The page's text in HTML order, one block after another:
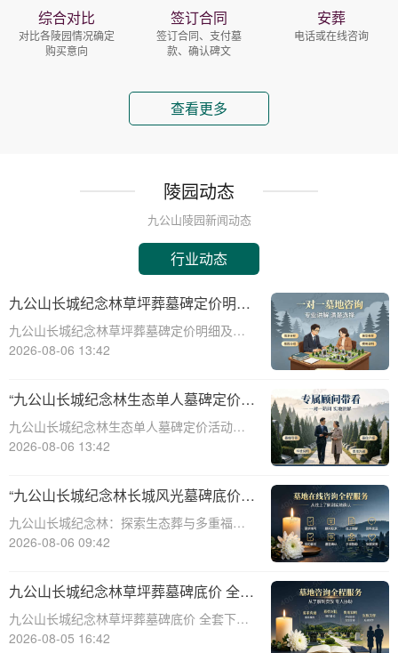
综合对比
对比各陵园情况确定
购买意向
签订合同
签订合同、支付墓
款、确认碑文
安葬
电话或在线咨询
查看更多
陵园动态
九公山陵园新闻动态
行业动态
九公山长城纪念林草坪葬墓碑定价明细
活动赠绿植养护服务详解
九公山长城纪念林草坪葬墓碑定价明细及活
动赠绿植养护服务详解☎ 九公山陵园电
意识的增强和对生命意义的深刻理解，草坪
葬墓碑逐渐成为一种新型的、环保的、
2026-08-06 13:42
“九公山长城纪念林生态单人墓碑定价
活动直降数千福利丰厚”
九公山长城纪念林生态单人墓碑定价活动，
直降数千，福利丰厚，为您的亲人提供一个
九公山长城纪念林生态单人墓碑的定价策
略、活动优惠以及相关福利，帮助您更好地
了解和选择适
2026-08-06 13:42
“九公山长城纪念林长城风光墓碑底价
生态葬多重福利叠加申领”
九公山长城纪念林：探索生态葬与多重福利
的完美融合☎ 九公山陵园电话:400-838-
渐从传统的土葬转向更为环保、节俭的生态
葬。九公山长城纪念林作为国内领先的
2026-08-06 09:42
九公山长城纪念林草坪葬墓碑底价 全套
下葬打包优惠同步享详解
九公山长城纪念林草坪葬墓碑底价 全套下葬
打包优惠同步享详解☎ 九公山陵园电话:400-
2026-08-05 16:42